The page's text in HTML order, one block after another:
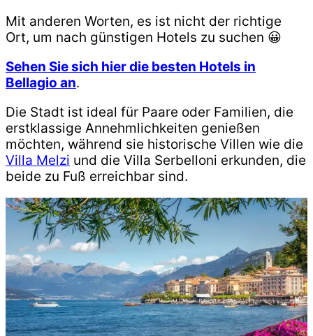
Mit anderen Worten, es ist nicht der richtige
Ort, um nach günstigen Hotels zu suchen 😀
Sehen Sie sich hier die besten Hotels in
Bellagio an.
Die Stadt ist ideal für Paare oder Familien, die
erstklassige Annehmlichkeiten genießen
möchten, während sie historische Villen wie die
Villa Melzi und die Villa Serbelloni erkunden, die
beide zu Fuß erreichbar sind.